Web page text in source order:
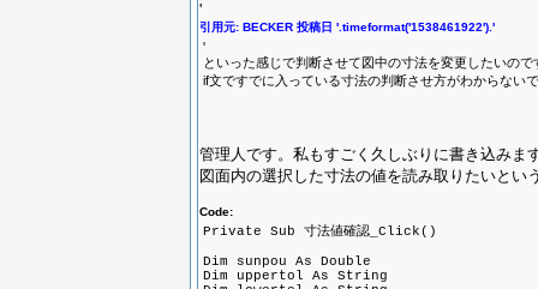
'
引用元: BECKER 投稿日 '.timeformat('1538461922').'
'
といった感じで判断させて図中の寸法を変更したいので
if文ですでに入っている寸法の判断させ方がわからない
管理人です。私もすごく久しぶりに書き込みま
図面内の選択した寸法の値を読み取りたいと
Code:
Private Sub 寸法値確認_Click()
Dim sunpou As Double
Dim uppertol As String